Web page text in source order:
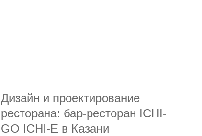
Дизайн и проектирование
ресторана: бар-ресторан ICHI-
GO ICHI-E в Казани